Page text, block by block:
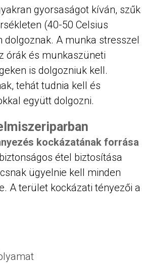
gyorsaságot kíván, szűk
(40-50 Celsius
dolgoznak. A munka stresszel
órák és munkaszüneti
is dolgozniuk kell.
tehát tudnia kell és
együtt dolgozni.
kockázatának forrása
étel biztosítása
ügyelnie kell minden
A terület kockázati tényezői a